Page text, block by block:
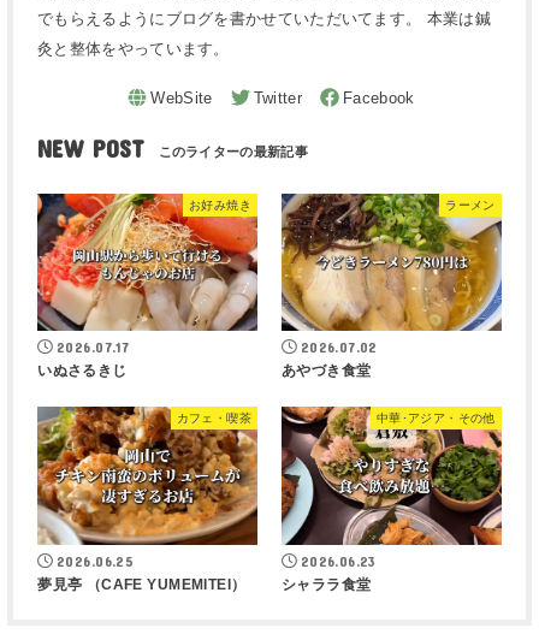
でもらえるようにブログを書かせていただいてます。 本業は鍼
灸と整体をやっています。
NEW POST
お好み焼き
2026.07.17
いぬさるきじ
ラーメン
2026.07.02
あやづき食堂
カフェ・喫茶
2026.06.25
夢見亭 （CAFE YUMEMITEI）
中華･アジア・その他
2026.06.23
シャララ食堂